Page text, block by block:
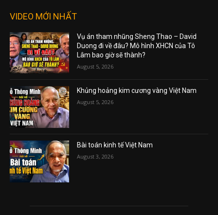
VIDEO MỚI NHẤT
Vụ án tham nhũng Sheng Thao – David
Duong đi về đâu? Mô hình XHCN của Tô
Lâm bao giờ sẽ thành?
August 5, 2026
Khủng hoảng kim cương vàng Việt Nam
August 5, 2026
Bài toán kinh tế Việt Nam
August 3, 2026